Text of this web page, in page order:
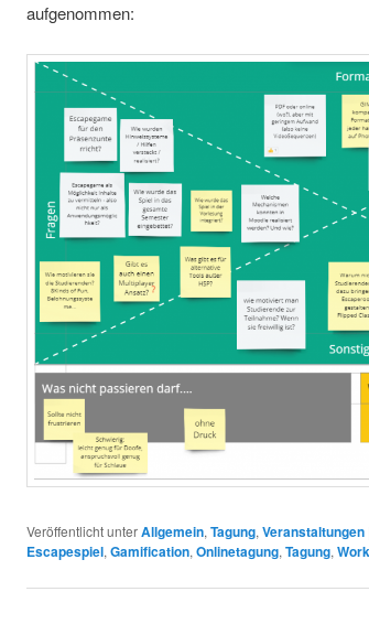
aufgenommen:
Veröffentlicht unterAllgemein, Tagung, Veranstaltungen
Escapespiel, Gamification, Onlinetagung, Tagung,